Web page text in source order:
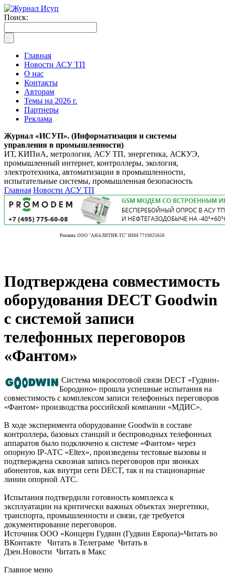
Поиск:
Главная
Новости АСУ ТП
О нас
Контакты
Авторам
Темы на 2026 г.
Партнеры
Реклама
Журнал «ИСУП». (Информатизация и системы
управления в промышленности)
ИТ, КИПиА, метрология, АСУ ТП, энергетика, АСКУЭ,
промышленный интернет, контроллеры, экология,
электротехника, автоматизации в промышленности,
испытательные системы, промышленная безопасность
Главная Новости АСУ ТП
Реклама. ООО "АНАЛИТИК-ТС" ИНН 7719025656
Подтверждена совместимость
оборудования DECT Goodwin
с системой записи
телефонных переговоров
«Фантом»
Система микросотовой связи DECT «Гудвин-
Бородино» прошла успешные испытания на
совместимость с комплексом записи телефонных переговоров
«Фантом» производства российской компании «МДИС».
В ходе эксперимента оборудование Goodwin в составе
контроллера, базовых станций и беспроводных телефонных
аппаратов было подключено к системе «Фантом» через
опорную IP-АТС «Eltex», произведены тестовые вызовы и
подтверждена сквозная запись переговоров при звонках
абонентов, как внутри сети DECT, так и на стационарные
линии опорной АТС.
Испытания подтвердили готовность комплекса к
эксплуатации на критически важных объектах энергетики,
транспорта, промышленности и связи, где требуется
документирование переговоров.
Источник ООО «Концерн Гудвин (Гудвин Европа)»Читать во
ВКонтакте Читать в Телеграме Читать в
Дзен.Новости Читать в Макс
Главное меню